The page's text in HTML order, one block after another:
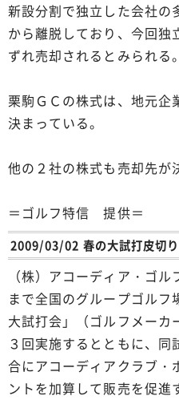
新設分割で独立した会社の
から離脱しており、今回独
ずれ売却されるとみられる。
栗駒ＧＣの株式は、地元企
決まっている。
他の２社の株式も売却先が
＝ゴルフ特信 提供＝
2009/03/02 春の大試打皮切
（株）アコーディア・ゴ
まで全国のグループゴル
大試打会」（ゴルフメーカ
３回実施するとともに、
合にアコーディアクラブ・
ントを加算して販売を促進